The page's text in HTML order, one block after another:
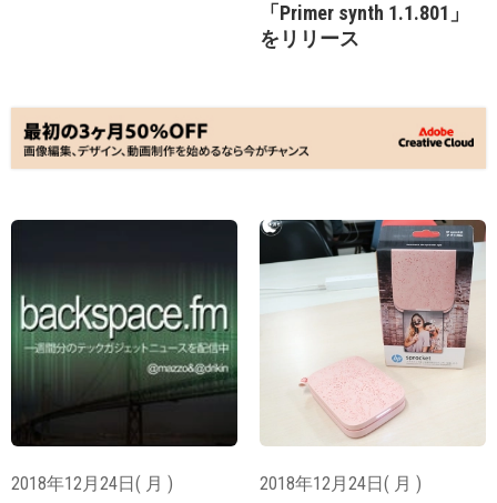
「Primer synth 1.1.801」
をリリース
2018年12月24日( 月 ) 2018年12月24日( 月 )